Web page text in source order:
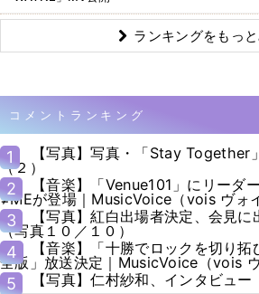
ランキングをもっ
コメントランキング
1
【写真】写真・「Stay Together
（２）
2
【音楽】「Venue101」にリーダ
≠MEが登場｜MusicVoice（vois ヴォイ
3
【写真】紅白出場者決定、会見
（写真１０／１０）
4
【音楽】「十勝でロックを切り
全版」放送決定｜MusicVoice（vois ヴ
5
【写真】仁村紗和、インタビュー